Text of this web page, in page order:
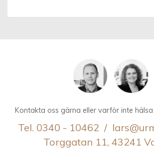
Kontakta oss gärna eller varför inte
Tel. 0340 - 10462 /
Torggatan 11, 43241